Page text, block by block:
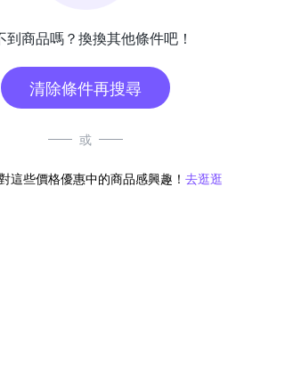
到商品嗎？換換其他條件吧！
清除條件再搜尋
或
這些價格優惠中的商品感興趣！ 去逛逛